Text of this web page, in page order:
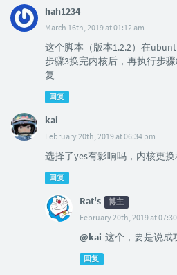
hah1234
March 16th, 2019 at 01:12 am
这个脚本（版本1.2.2）在
步骤3换完内核后，再执行步
复
回复
kai
February 20th, 2019 at 06:34 pm
选择了yes有影响吗，内核更
回复
Rat's 博主
February 20th, 2019 at
@kai 这个，要是说成
回复